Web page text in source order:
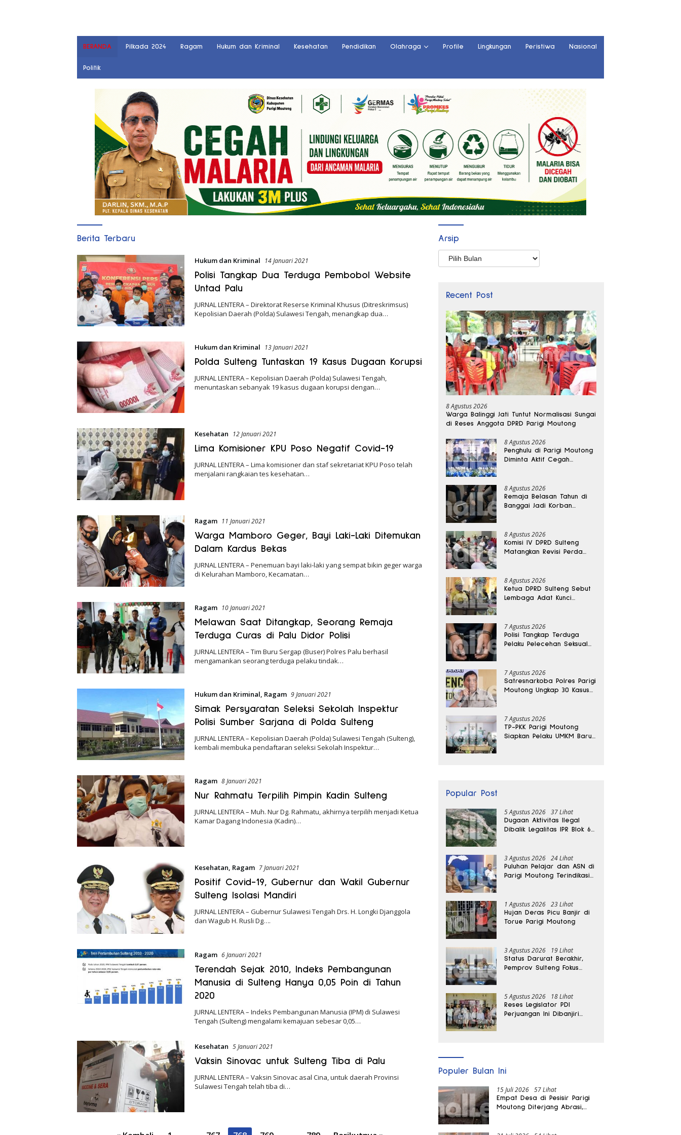
BERANDA Pilkada 2024 Ragam Hukum dan Kriminal Kesehatan Pendidikan Olahraga Profile Lingkungan Peristiwa Nasional
Politik
Jurnal
Berita Terbaru
Hukum dan Kriminal 14 Januari 2021
Polisi Tangkap Dua Terduga Pembobol Website
Untad Palu
JURNAL LENTERA – Direktorat Reserse Kriminal Khusus (Ditreskrimsus)
Kepolisian Daerah (Polda) Sulawesi Tengah, menangkap dua…
Hukum dan Kriminal 13 Januari 2021
Polda Sulteng Tuntaskan 19 Kasus Dugaan Korupsi
JURNAL LENTERA – Kepolisian Daerah (Polda) Sulawesi Tengah,
menuntaskan sebanyak 19 kasus dugaan korupsi dengan…
Kesehatan 12 Januari 2021
Lima Komisioner KPU Poso Negatif Covid-19
JURNAL LENTERA – Lima komisioner dan staf sekretariat KPU Poso telah
menjalani rangkaian tes kesehatan…
Ragam 11 Januari 2021
Warga Mamboro Geger, Bayi Laki-Laki Ditemukan
Dalam Kardus Bekas
JURNAL LENTERA – Penemuan bayi laki-laki yang sempat bikin geger warga
di Kelurahan Mamboro, Kecamatan…
Ragam 10 Januari 2021
Melawan Saat Ditangkap, Seorang Remaja
Terduga Curas di Palu Didor Polisi
JURNAL LENTERA – Tim Buru Sergap (Buser) Polres Palu berhasil
mengamankan seorang terduga pelaku tindak…
Hukum dan Kriminal, Ragam 9 Januari 2021
Simak Persyaratan Seleksi Sekolah Inspektur
Polisi Sumber Sarjana di Polda Sulteng
JURNAL LENTERA – Kepolisian Daerah (Polda) Sulawesi Tengah (Sulteng),
kembali membuka pendaftaran seleksi Sekolah Inspektur…
Ragam 8 Januari 2021
Nur Rahmatu Terpilih Pimpin Kadin Sulteng
JURNAL LENTERA – Muh. Nur Dg. Rahmatu, akhirnya terpilih menjadi Ketua
Kamar Dagang Indonesia (Kadin)…
Kesehatan, Ragam 7 Januari 2021
Positif Covid-19, Gubernur dan Wakil Gubernur
Sulteng Isolasi Mandiri
JURNAL LENTERA – Gubernur Sulawesi Tengah Drs. H. Longki Djanggola
dan Wagub H. Rusli Dg….
Ragam 6 Januari 2021
Terendah Sejak 2010, Indeks Pembangunan
Manusia di Sulteng Hanya 0,05 Poin di Tahun
2020
JURNAL LENTERA – Indeks Pembangunan Manusia (IPM) di Sulawesi
Tengah (Sulteng) mengalami kemajuan sebesar 0,05…
Kesehatan 5 Januari 2021
Vaksin Sinovac untuk Sulteng Tiba di Palu
JURNAL LENTERA – Vaksin Sinovac asal Cina, untuk daerah Provinsi
Sulawesi Tengah telah tiba di…
Arsip
Arsip
Recent Post
8 Agustus 2026
Warga Balinggi Jati Tuntut Normalisasi Sungai
di Reses Anggota DPRD Parigi Moutong
8 Agustus 2026
Penghulu di Parigi Moutong
Diminta Aktif Cegah
8 Agustus 2026
Remaja Belasan Tahun di
Banggai Jadi Korban
8 Agustus 2026
Komisi IV DPRD Sulteng
Matangkan Revisi Perda
8 Agustus 2026
Ketua DPRD Sulteng Sebut
Lembaga Adat Kunci
7 Agustus 2026
Polisi Tangkap Terduga
Pelaku Pelecehan Seksual
7 Agustus 2026
Satresnarkoba Polres Parigi
Moutong Ungkap 30 Kasus
7 Agustus 2026
TP-PKK Parigi Moutong
Siapkan Pelaku UMKM Baru
Popular Post
5 Agustus 2026 37 Lihat
Dugaan Aktivitas Ilegal
Dibalik Legalitas IPR Blok 6
3 Agustus 2026 24 Lihat
Puluhan Pelajar dan ASN di
Parigi Moutong Terindikasi
1 Agustus 2026 23 Lihat
Hujan Deras Picu Banjir di
Torue Parigi Moutong
3 Agustus 2026 19 Lihat
Status Darurat Berakhir,
Pemprov Sulteng Fokus
5 Agustus 2026 18 Lihat
Reses Legislator PDI
Perjuangan Ini Dibanjiri
Populer Bulan Ini
15 Juli 2026 57 Lihat
Empat Desa di Pesisir Parigi
Moutong Diterjang Abrasi,